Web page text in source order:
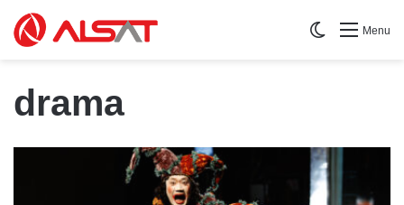
Menu
Switch skin
drama